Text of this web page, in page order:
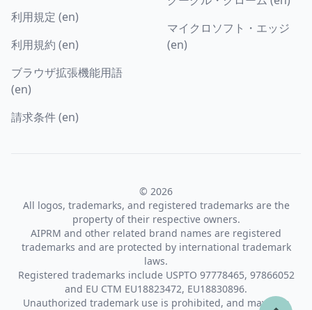
利用規定 (en)
利用規約 (en)
ブラウザ拡張機能用語
(en)
請求条件 (en)
マイクロソフト・エッジ
(en)
© 2026
All logos, trademarks, and registered trademarks are the
property of their respective owners.
AIPRM and other related brand names are registered
trademarks and are protected by international trademark
laws.
Registered trademarks include USPTO 97778465, 97866052
and EU CTM EU18823472, EU18830896.
Unauthorized trademark use is prohibited, and may be a